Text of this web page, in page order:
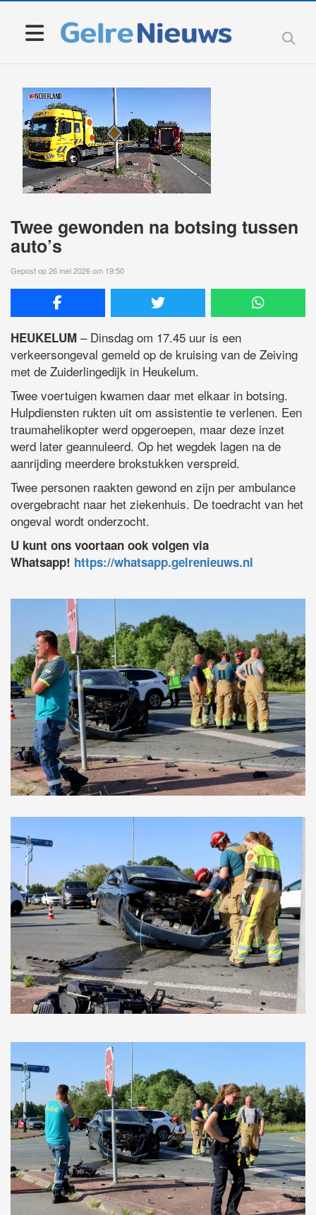
Twee gewonden na botsing tussen
auto’s
Gepost op 26 mei 2026 om 19:50
HEUKELUM – Dinsdag om 17.45 uur is een
verkeersongeval gemeld op de kruising van de Zeiving
met de Zuiderlingedijk in Heukelum.
Twee voertuigen kwamen daar met elkaar in botsing.
Hulpdiensten rukten uit om assistentie te verlenen. Een
traumahelikopter werd opgeroepen, maar deze inzet
werd later geannuleerd. Op het wegdek lagen na de
aanrijding meerdere brokstukken verspreid.
Twee personen raakten gewond en zijn per ambulance
overgebracht naar het ziekenhuis. De toedracht van het
ongeval wordt onderzocht.
U kunt ons voortaan ook volgen via
Whatsapp! https://whatsapp.gelrenieuws.nl